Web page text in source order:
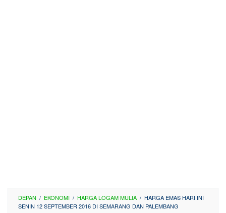
DEPAN / EKONOMI / HARGA LOGAM MULIA / HARGA EMAS HARI INI
SENIN 12 SEPTEMBER 2016 DI SEMARANG DAN PALEMBANG